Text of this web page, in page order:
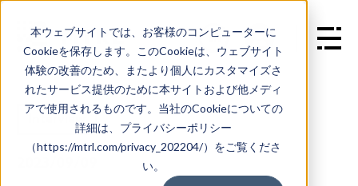
本ウェブサイトでは、お客様のコンピューターに
Cookieを保存します。このCookieは、ウェブサイト
体験の改善のため、またより個人にカスタマイズさ
れたサービス提供のために本サイトおよび他メディ
アで使用されるものです。当社のCookieについての
詳細は、プライバシーポリシー
（https://mtrl.com/privacy_202204/）をご覧くださ
い。
EN
Interview